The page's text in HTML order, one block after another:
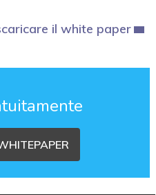
il white paper